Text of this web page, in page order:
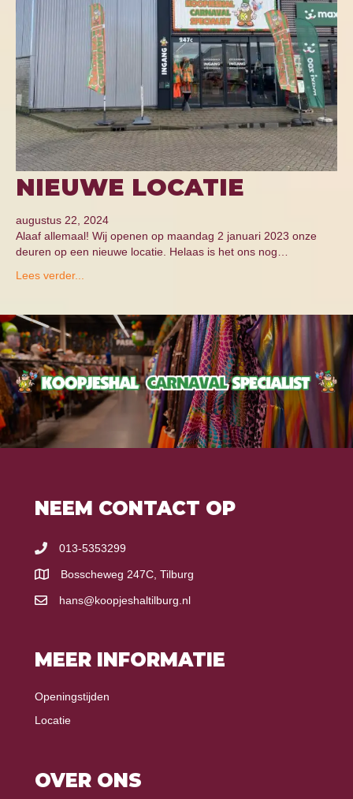
NIEUWE LOCATIE
augustus 22, 2024
Alaaf allemaal! Wij openen op maandag 2 januari 2023 onze
deuren op een nieuwe locatie. Helaas is het ons nog…
Lees verder...
NEEM CONTACT OP
013-5353299
Bosscheweg 247C, Tilburg
hans@koopjeshaltilburg.nl
MEER INFORMATIE
Openingstijden
Locatie
OVER ONS